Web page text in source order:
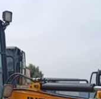
Máquinas
Arte y Coleccionables